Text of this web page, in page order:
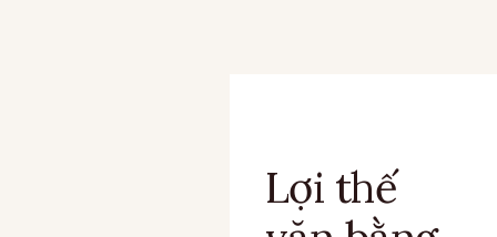
Lợi thế